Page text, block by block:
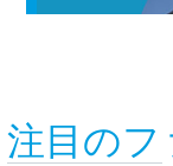
注目のフ